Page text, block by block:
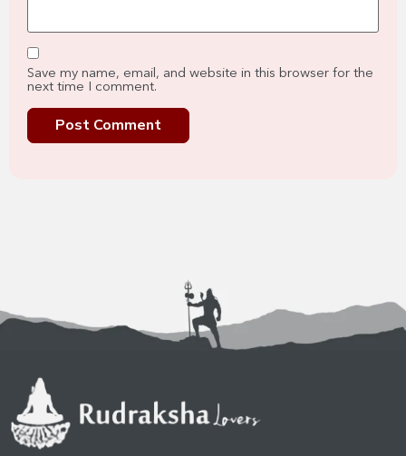
Save my name, email, and website in this browser for the
next time I comment.